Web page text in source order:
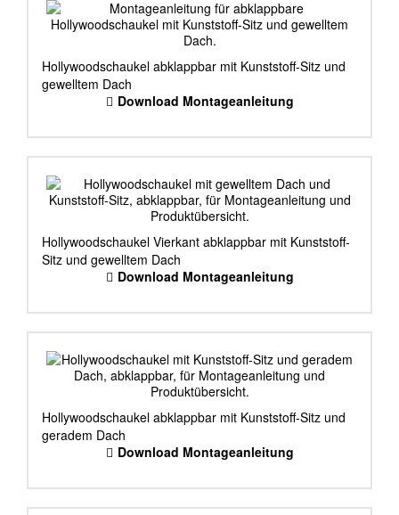
Hollywoodschaukel abklappbar mit Kunststoff-Sitz und
gewelltem Dach
Download Montageanleitung
Hollywoodschaukel Vierkant abklappbar mit Kunststoff-
Sitz und gewelltem Dach
Download Montageanleitung
Hollywoodschaukel abklappbar mit Kunststoff-Sitz und
geradem Dach
Download Montageanleitung